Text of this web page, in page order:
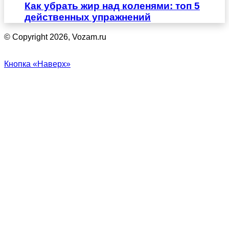
Как убрать жир над коленями: топ 5
действенных упражнений
© Copyright 2026, Vozam.ru
Кнопка «Наверх»